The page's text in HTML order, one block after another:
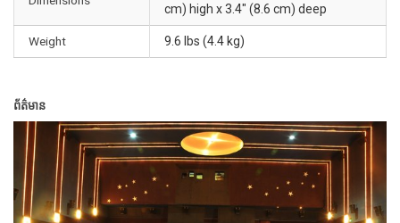
cm) high x 3.4" (8.6 cm) deep
Weight 9.6 lbs (4.4 kg)
ព័ត៌មាន